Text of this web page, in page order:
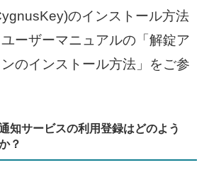
のインストール方法
ーザーマニュアルの「解錠ア
のインストール方法」をご参
知サービスの利用登録はどのよう
？